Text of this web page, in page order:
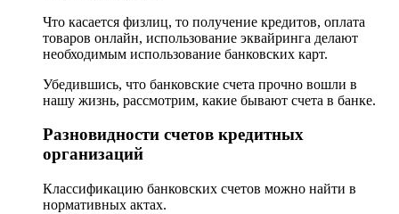
Что касается физлиц, то получение кредитов, оплата
товаров онлайн, использование эквайринга делают
необходимым использование банковских карт.
Убедившись, что банковские счета прочно вошли в
нашу жизнь, рассмотрим, какие бывают счета в банке.
Разновидности счетов кредитных
организаций
Классификацию банковских счетов можно найти в
нормативных актах.